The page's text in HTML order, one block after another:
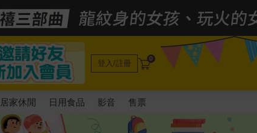
登入/註冊 0
居家休閒 日用食品 影音 售票